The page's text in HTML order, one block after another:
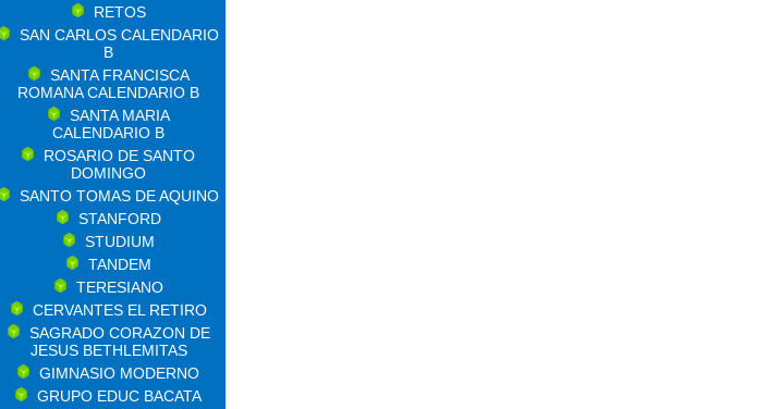
RETOS
SAN CARLOS CALENDARIO
B
SANTA FRANCISCA
ROMANA CALENDARIO B
SANTA MARIA
CALENDARIO B
ROSARIO DE SANTO
DOMINGO
SANTO TOMAS DE AQUINO
STANFORD
STUDIUM
TANDEM
TERESIANO
CERVANTES EL RETIRO
SAGRADO CORAZON DE
JESUS BETHLEMITAS
GIMNASIO MODERNO
GRUPO EDUC BACATA